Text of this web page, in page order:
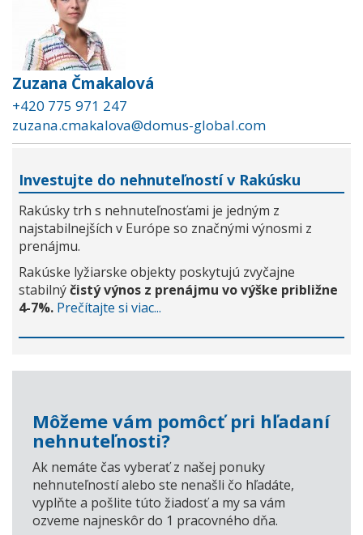
Zuzana Čmakalová
+420 775 971 247
zuzana.cmakalova@domus-global.com
Investujte do nehnuteľností v Rakúsku
Rakúsky trh s nehnuteľnosťami je jedným z
najstabilnejších v Európe so značnými výnosmi z
prenájmu.
Rakúske lyžiarske objekty poskytujú zvyčajne
stabilnýčistý výnos z prenájmu vo výške približne
4-7%. Prečítajte si viac...
Môžeme vám pomôcť pri hľadaní
nehnuteľnosti?
Ak nemáte čas vyberať z našej ponuky
nehnuteľností alebo ste nenašli čo hľadáte,
vyplňte a pošlite túto žiadosť a my sa vám
ozveme najneskôr do 1 pracovného dňa.